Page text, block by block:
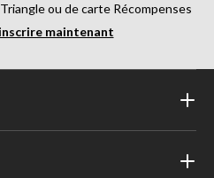
ou de carte Récompenses
maintenant